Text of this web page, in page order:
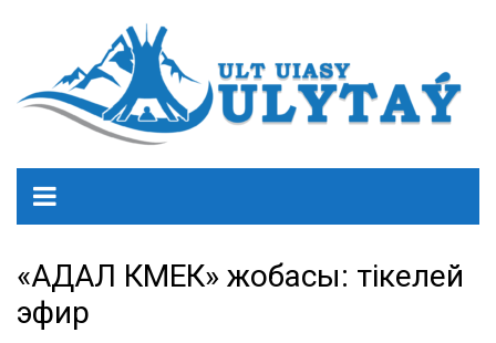
«АДАЛ КӨМЕК» жобасы: тікелей
эфир